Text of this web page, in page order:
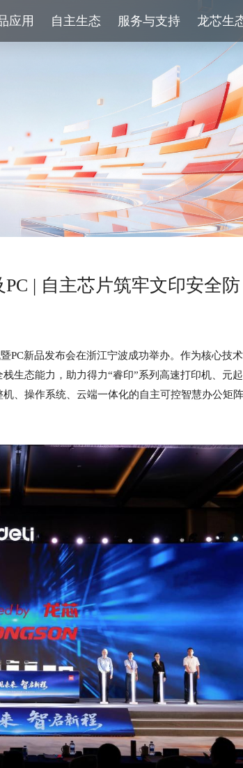
应用 自主生态 服务与支持 龙芯生
| 自主芯片筑牢文印安全防
PC新品发布会在浙江宁波成功举办。作为核心技
生态能力，助力得力“睿印”系列高速打印机、元
、操作系统、云端一体化的自主可控智慧办公矩